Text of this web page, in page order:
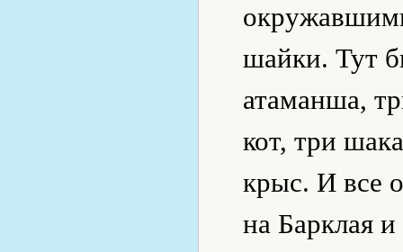
шайки. Тут
атаманша,
кот, три
крыс. И все
на Барклая и